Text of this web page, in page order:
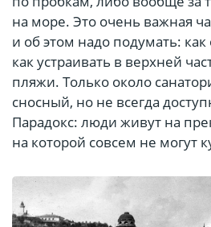
на море. Это очень важная
и об этом надо подумать:
как устраивать в верхней
пляжи. Только около
сносный, но не всегда
Парадокс: люди живут на
на которой совсем не могут